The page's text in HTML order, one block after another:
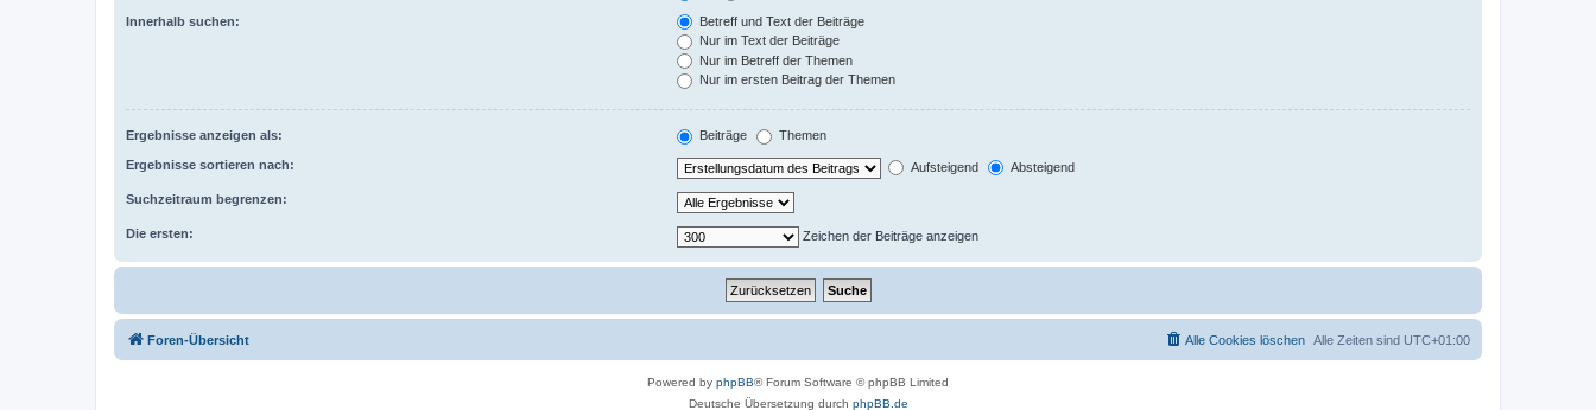
Innerhalb suchen:
Betreff und Text der Beiträge
Nur im Text der Beiträge
Nur im Betreff der Themen
Nur im ersten Beitrag der Themen
Ergebnisse anzeigen als: Beiträge Themen
Ergebnisse sortieren nach: Aufsteigend Absteigend
Suchzeitraum begrenzen:
Die ersten: Zeichen der Beiträge anzeigen
Foren-Übersicht Alle Zeiten sind UTC+01:00
Alle Cookies löschen
Powered by phpBB® Forum Software © phpBB Limited
Deutsche Übersetzung durch phpBB.de